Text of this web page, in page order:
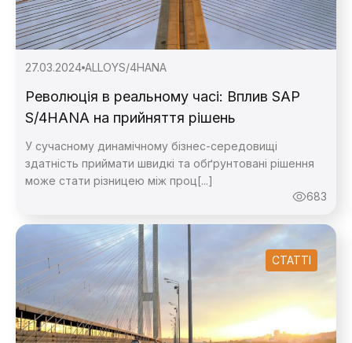
27.03.2024 ALLOYS/4HANA
Революція в реальному часі: Вплив SAP
S/4HANA на прийняття рішень
У сучасному динамічному бізнес-середовищі
здатність приймати швидкі та обґрунтовані рішення
може стати різницею між проц[...]
683
СТАТТІ